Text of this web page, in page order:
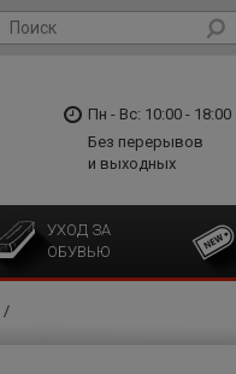
Пн - Вс: 10:00 - 18:00
Без перерывов
и выходных
УХОД ЗА
ОБУВЬЮ